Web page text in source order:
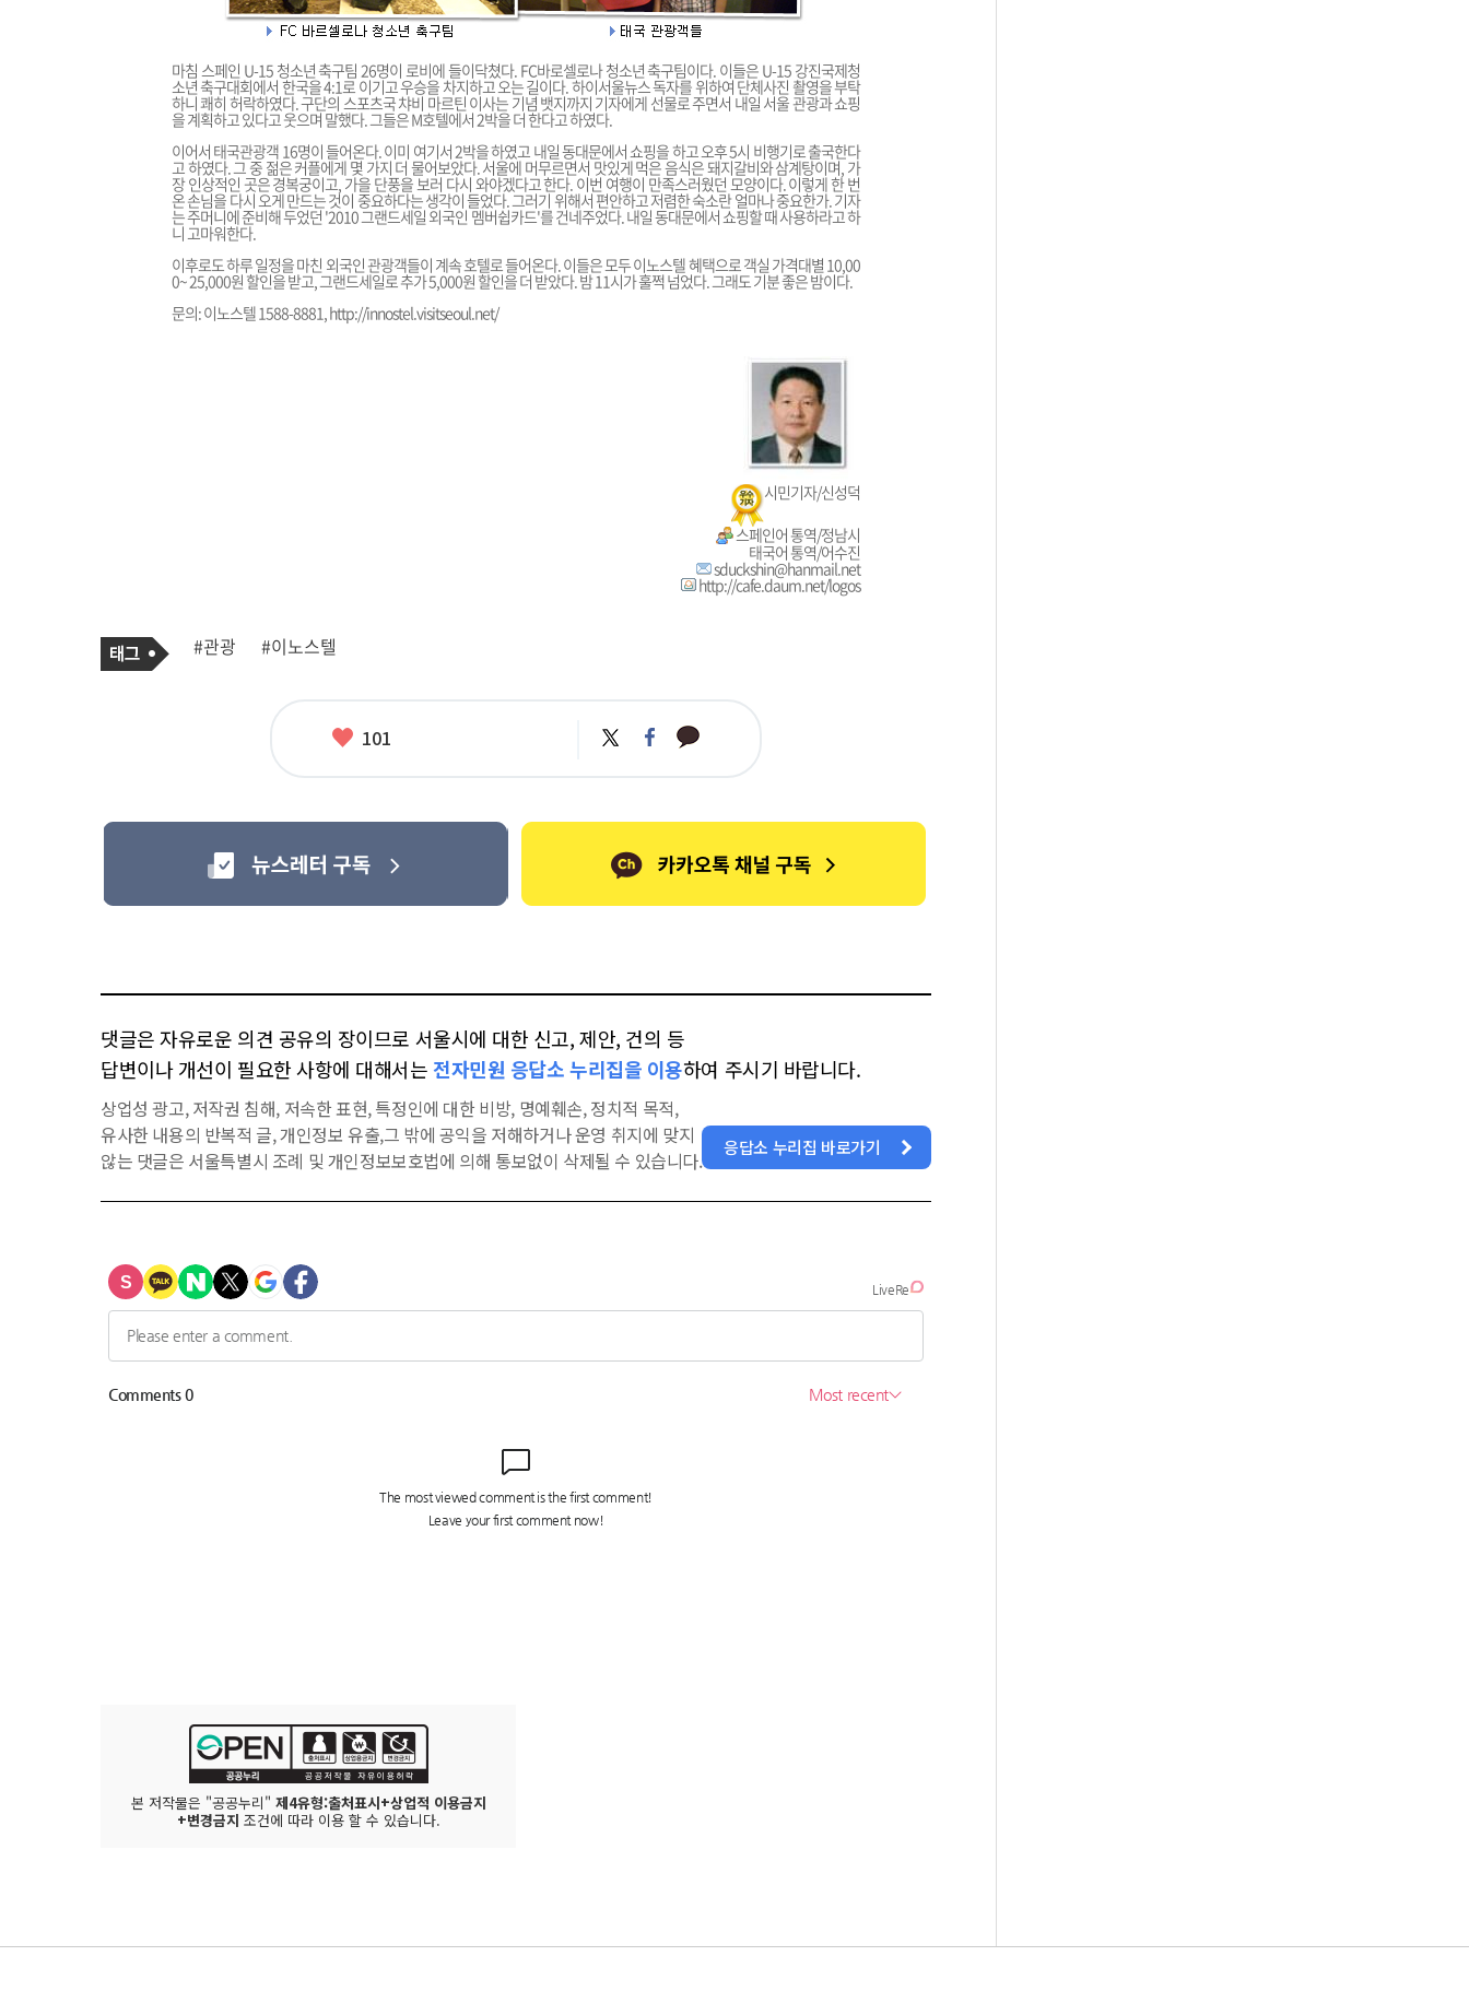
마침 스페인 U-15 청소년 축구팀 26명이 로비에 들이닥쳤다. FC바로셀로나 청소년 축구팀이다. 이들은 U-15 강진국제청
소년 축구대회에서 한국을 4:1로 이기고 우승을 차지하고 오는 길이다. 하이서울뉴스 독자를 위하여 단체사진 촬영을 부탁
하니 쾌히 허락하였다. 구단의 스포츠국 챠비 마르틴 이사는 기념 뱃지까지 기자에게 선물로 주면서 내일 서울 관광과 쇼핑
을 계획하고 있다고 웃으며 말했다. 그들은 M호텔에서 2박을 더 한다고 하였다.
이어서 태국관광객 16명이 들어온다. 이미 여기서 2박을 하였고 내일 동대문에서 쇼핑을 하고 오후 5시 비행기로 출국한다
고 하였다. 그 중 젊은 커플에게 몇 가지 더 물어보았다. 서울에 머무르면서 맛있게 먹은 음식은 돼지갈비와 삼계탕이며, 가
장 인상적인 곳은 경복궁이고, 가을 단풍을 보러 다시 와야겠다고 한다. 이번 여행이 만족스러웠던 모양이다. 이렇게 한 번
온 손님을 다시 오게 만드는 것이 중요하다는 생각이 들었다. 그러기 위해서 편안하고 저렴한 숙소란 얼마나 중요한가. 기자
는 주머니에 준비해 두었던 '2010 그랜드세일 외국인 멤버쉽카드'를 건네주었다. 내일 동대문에서 쇼핑할 때 사용하라고 하
니 고마워한다.
이후로도 하루 일정을 마친 외국인 관광객들이 계속 호텔로 들어온다. 이들은 모두 이노스텔 혜택으로 객실 가격대별 10,00
0~ 25,000원 할인을 받고, 그랜드세일로 추가 5,000원 할인을 더 받았다. 밤 11시가 훌쩍 넘었다. 그래도 기분 좋은 밤이다.
문의: 이노스텔 1588-8881,http://innostel.visitseoul.net/
시민기자/신성덕
스페인어 통역/정남시
태국어 통역/어수진
sduckshin@hanmail.net
http://cafe.daum.net/logos
사
태
그
#관광 #이노스텔
좋
101 트
위
페
이
카
카
댓글은 자유로운 의견 공유의 장이므로 서울시에 대한 신고, 제안, 건의 등
답변이나 개선이 필요한 사항에 대해서는 전자민원 응답소 누리집을 이용하여 주시기 바랍니다.
상업성 광고, 저작권 침해, 저속한 표현, 특정인에 대한 비방, 명예훼손, 정치적 목적,
유사한 내용의 반복적 글, 개인정보 유출,그 밖에 공익을 저해하거나 운영 취지에 맞지
않는 댓글은 서울특별시 조례 및 개인정보보호법에 의해 통보없이 삭제될 수 있습니다.
응답소 누리집 바로가기
본 저작물은 "공공누리" 제4유형:출처표시+상업적 이용금지
+변경금지 조건에 따라 이용 할 수 있습니다.